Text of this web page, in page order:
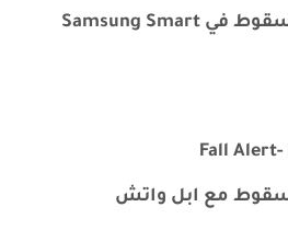
ميزة اكتشاف السقوط في Samsung Smart
Fall Alert-
مع ابل واتش